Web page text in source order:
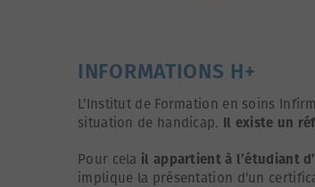
INFORMATIONS H+
L’Institut de Formation en soins
situation de handicap. Il existe un
Pour cela il appartient à l’étudiant
implique la présentation d’un